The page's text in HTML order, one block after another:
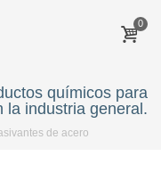
0
químicos para
la industria general.
de acero